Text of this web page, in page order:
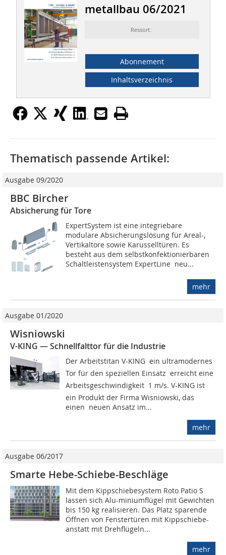
metallbau 06/2021
Ressort:
Abonnement
Inhaltsverzeichnis
Thematisch passende Artikel:
Ausgabe 09/2020
BBC Bircher
Absicherung für Tore
ExpertSystem ist eine integriebare
modulare Absicherungslösung für Areal-,
Vertikaltore sowie Karusselltüren. Es
besteht aus dem selbstkonfektionierbaren
Schaltleistensystem ExpertLine  neu...
mehr
Ausgabe 01/2020
Wisniowski
V-KING — Schnellfalttor für die Industrie
Der Arbeitstitan V-KING  ein ultramodernes
Tor für den speziellen Einsatz  erreicht eine
Arbeitsgeschwindigkeit  1 m/s. V-KING ist
ein Produkt der Firma Wisniowski, das
einen neuen Ansatz im...
mehr
Ausgabe 06/2017
Smarte Hebe-Schiebe-Beschläge
Mit dem Kippschiebesystem Roto Patio S
lassen sich Alu-miniumflügel mit Gewichten
bis 150 kg realisieren. Das Platz sparende
Öffnen von Fenstertüren mit Kippschiebe-
anstatt mit Drehflügeln...
mehr